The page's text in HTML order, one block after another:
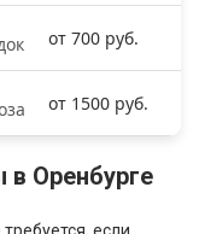
от 700 руб.
от 1500 руб.
Оренбурге
если